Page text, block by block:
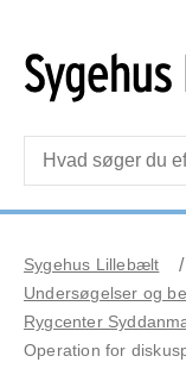
Sygehus Lillebælt
Undersøgelser og
Rygcenter
Operation for